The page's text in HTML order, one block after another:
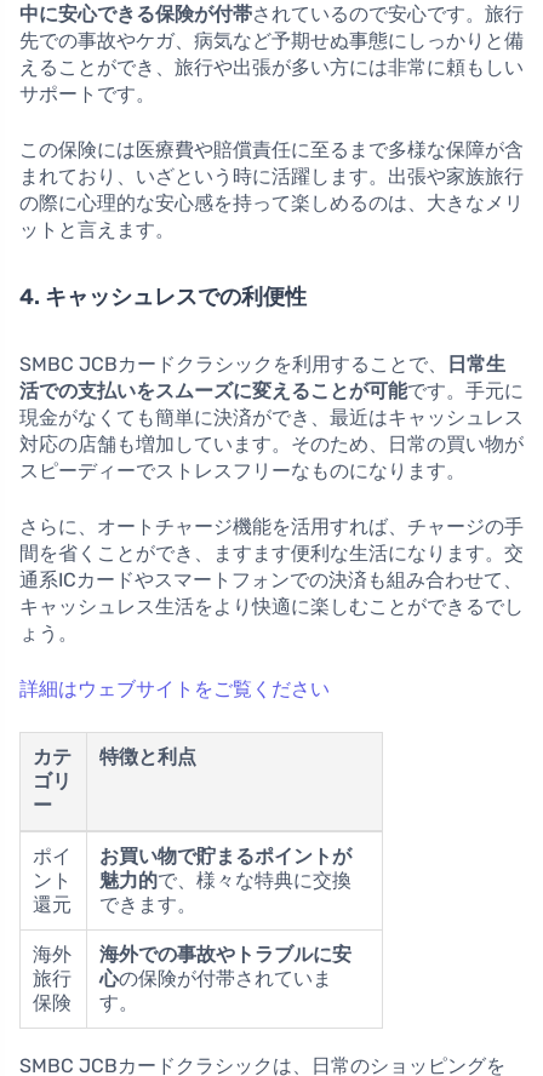
中に安心できる保険が付帯されているので安心です。旅行
先での事故やケガ、病気など予期せぬ事態にしっかりと備
えることができ、旅行や出張が多い方には非常に頼もしい
サポートです。
この保険には医療費や賠償責任に至るまで多様な保障が含
まれており、いざという時に活躍します。出張や家族旅行
の際に心理的な安心感を持って楽しめるのは、大きなメリ
ットと言えます。
4. キャッシュレスでの利便性
SMBC JCBカードクラシックを利用することで、
日常生
活での支払いをスムーズに変えることが可能です。手元に
現金がなくても簡単に決済ができ、最近はキャッシュレス
対応の店舗も増加しています。そのため、日常の買い物が
スピーディーでストレスフリーなものになります。
さらに、オートチャージ機能を活用すれば、チャージの手
間を省くことができ、ますます便利な生活になります。交
通系ICカードやスマートフォンでの決済も組み合わせて、
キャッシュレス生活をより快適に楽しむことができるでし
ょう。
詳細はウェブサイトをご覧ください
カテ
ゴリ
ー
特徴と利点
ポイ
ント
還元
お買い物で貯まるポイントが
魅力的で、様々な特典に交換
できます。
海外
旅行
保険
海外での事故やトラブルに安
心の保険が付帯されていま
す。
SMBC JCBカードクラシックは、日常のショッピングを